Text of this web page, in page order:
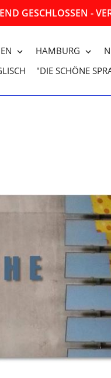
GESCHLOSSEN -
HAMBURG
"DIE SCHÖNE